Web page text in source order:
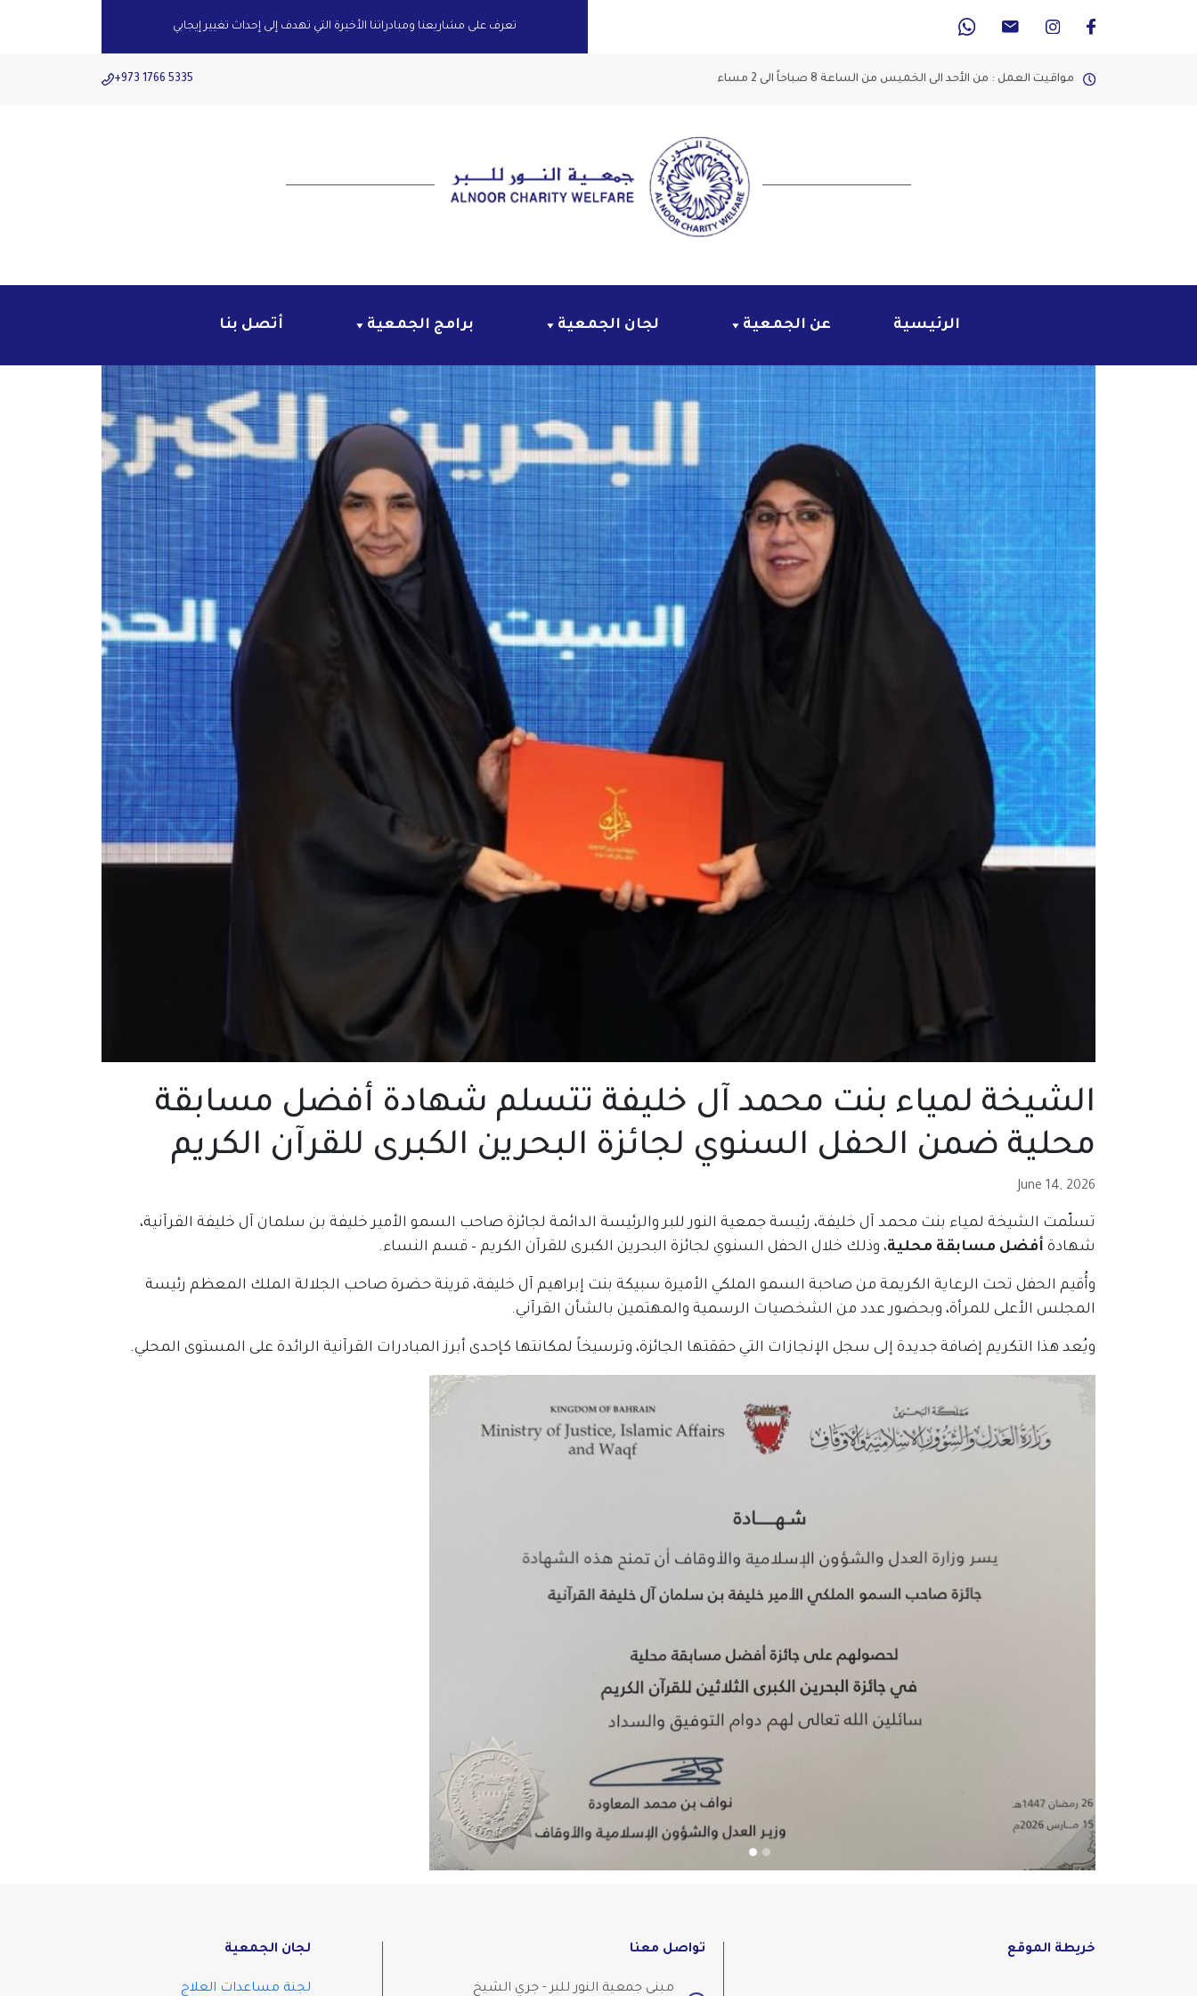
تعرف على مشاريعنا ومبادراتنا الأخيرة التي تهدف إلى إحداث تغيير إيجابي
مواقيت العمل : من الأحد الى الخميس من الساعة 8 صباحاً الى 2 مساء +973 1766 5335
الرئيسية عن الجمعية لجان الجمعية برامج الجمعية أتصل بنا
الشيخة لمياء بنت محمد آل خليفة تتسلم شهادة أفضل مسابقة
محلية ضمن الحفل السنوي لجائزة البحرين الكبرى للقرآن الكريم
June 14, 2026
تسلّمت الشيخة لمياء بنت محمد آل خليفة، رئيسة جمعية النور للبر والرئيسة الدائمة لجائزة صاحب السمو الأمير خليفة بن سلمان آل خليفة القرآنية،
شهادة أفضل مسابقة محلية، وذلك خلال الحفل السنوي لجائزة البحرين الكبرى للقرآن الكريم – قسم النساء.
وأُقيم الحفل تحت الرعاية الكريمة من صاحبة السمو الملكي الأميرة سبيكة بنت إبراهيم آل خليفة، قرينة حضرة صاحب الجلالة الملك المعظم رئيسة
المجلس الأعلى للمرأة، وبحضور عدد من الشخصيات الرسمية والمهتمين بالشأن القرآني.
ويُعد هذا التكريم إضافة جديدة إلى سجل الإنجازات التي حققتها الجائزة، وترسيخاً لمكانتها كإحدى أبرز المبادرات القرآنية الرائدة على المستوى المحلي.
خريطة الموقع تواصل معنا
مبنى جمعية النور للبر - جري الشيخ
لجان الجمعية
لجنة مساعدات العلاج